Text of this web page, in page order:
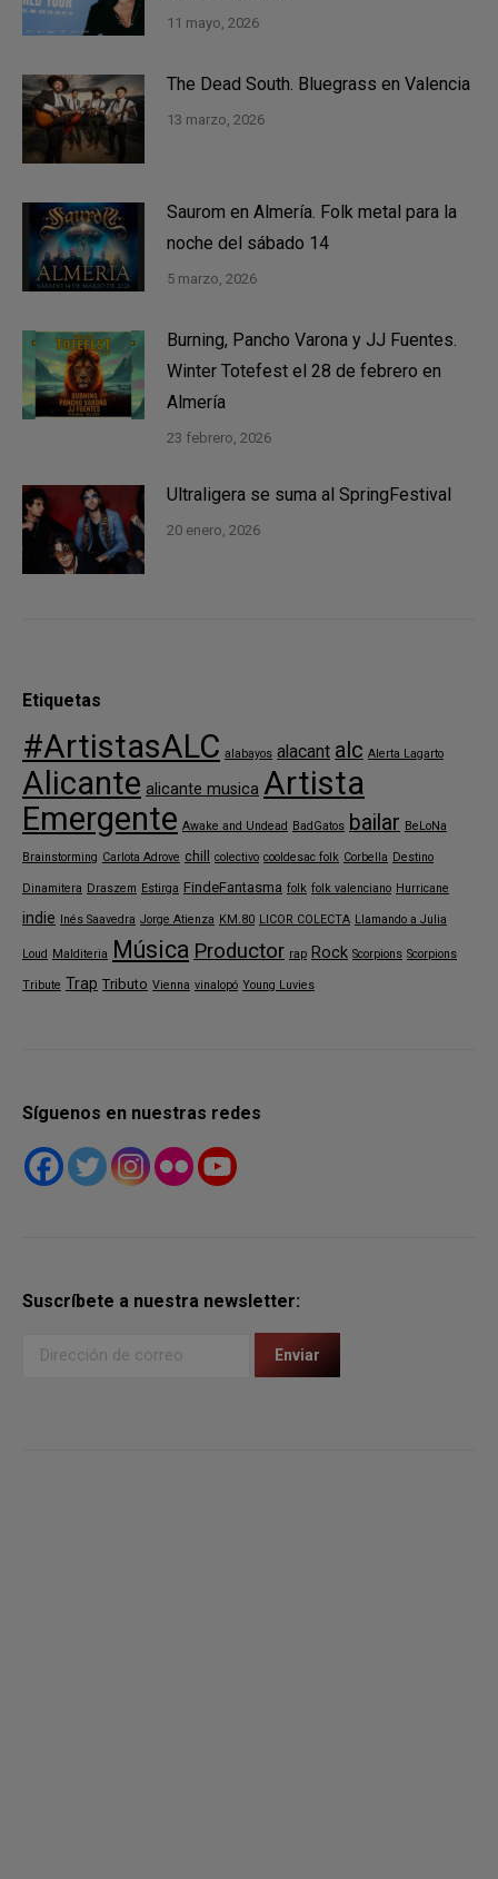
11 mayo, 2026
The Dead South. Bluegrass en Valencia
13 marzo, 2026
Saurom en Almería. Folk metal para la
noche del sábado 14
5 marzo, 2026
Burning, Pancho Varona y JJ Fuentes.
Winter Totefest el 28 de febrero en
Almería
23 febrero, 2026
Ultraligera se suma al SpringFestival
20 enero, 2026
Etiquetas
#ArtistasALC alabayos alacant alc Alerta Lagarto
Alicante alicante musica Artista
Emergente Awake and Undead BadGatos bailar BeLoNa
Brainstorming Carlota Adrove chill colectivo cooldesac folk Corbella Destino
Dinamitera Draszem Estirga FindeFantasma folk folk valenciano Hurricane
indie Inés Saavedra Jorge Atienza KM.80 LICOR COLECTA Llamando a Julia
Loud Malditeria Música Productor rap Rock Scorpions Scorpions
Tribute Trap Tributo Vienna vinalopó Young Luvies
Síguenos en nuestras redes
Suscríbete a nuestra newsletter: